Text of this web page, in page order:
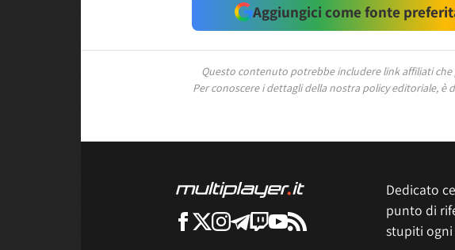
Aggiungici come fonte
Questo contenuto potrebbe includere link affiliati
Per conoscere i dettagli della nostra policy editoriale, è
Dedicato
punto di
stupiti ogni